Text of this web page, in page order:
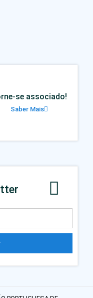
se associado!
Saber Mais